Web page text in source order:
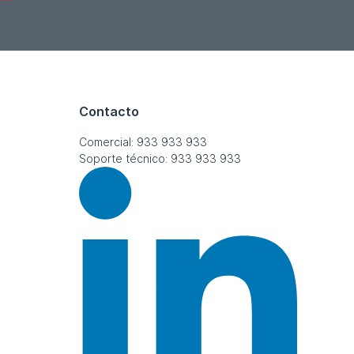
Contacto
Comercial: 933 933 933
Soporte técnico: 933 933 933